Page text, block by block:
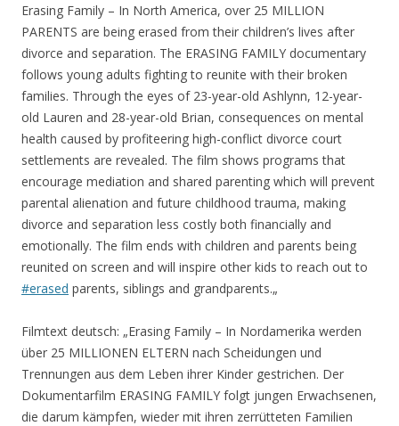
Erasing Family – In North America, over 25 MILLION
PARENTS are being erased from their children’s lives after
divorce and separation. The ERASING FAMILY documentary
follows young adults fighting to reunite with their broken
families. Through the eyes of 23-year-old Ashlynn, 12-year-
old Lauren and 28-year-old Brian, consequences on mental
health caused by profiteering high-conflict divorce court
settlements are revealed. The film shows programs that
encourage mediation and shared parenting which will prevent
parental alienation and future childhood trauma, making
divorce and separation less costly both financially and
emotionally. The film ends with children and parents being
reunited on screen and will inspire other kids to reach out to
#erased parents, siblings and grandparents.„
Filmtext deutsch: „Erasing Family – In Nordamerika werden
über 25 MILLIONEN ELTERN nach Scheidungen und
Trennungen aus dem Leben ihrer Kinder gestrichen. Der
Dokumentarfilm ERASING FAMILY folgt jungen Erwachsenen,
die darum kämpfen, wieder mit ihren zerrütteten Familien